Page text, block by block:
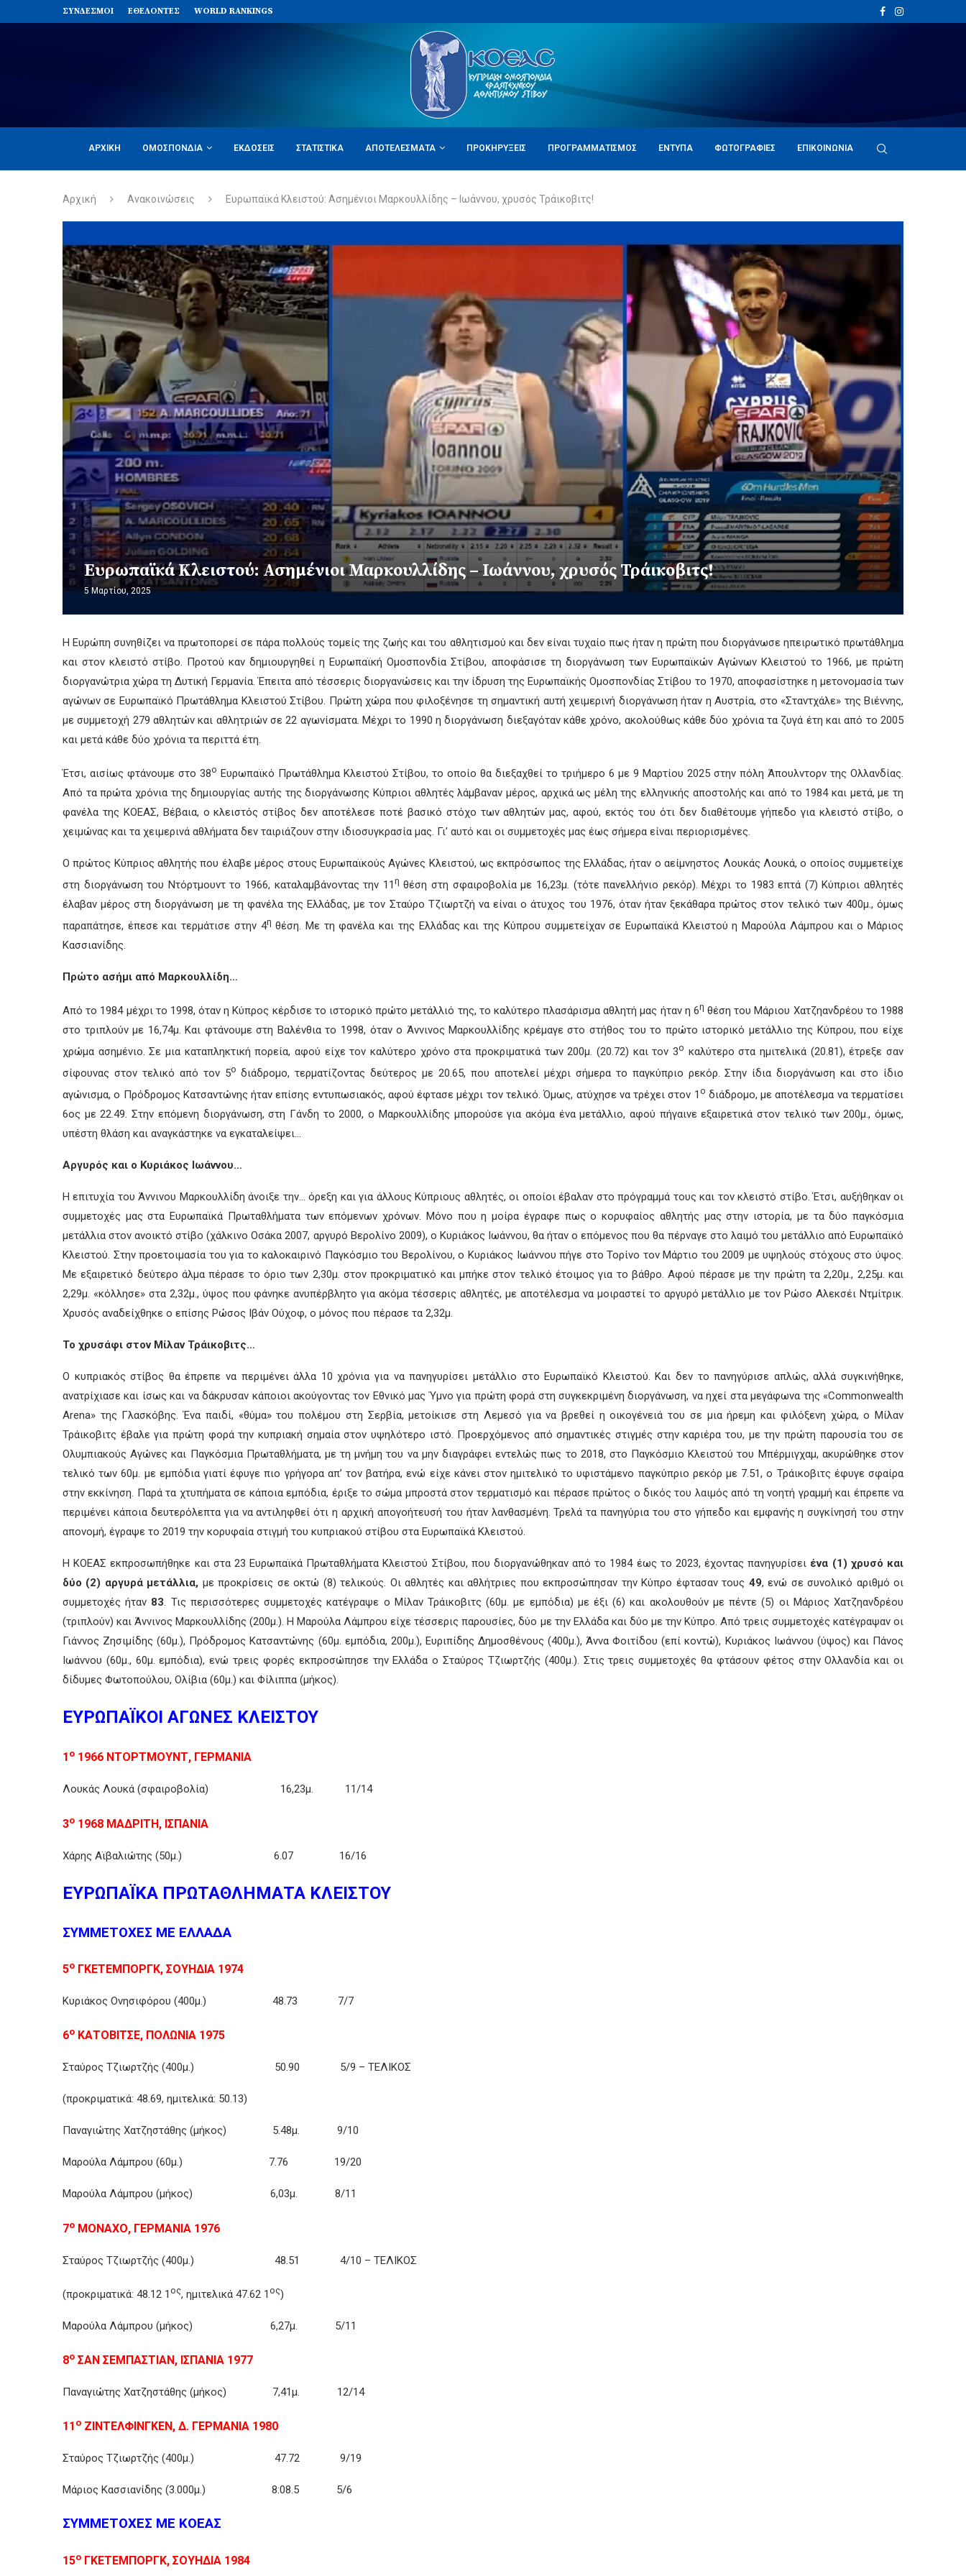
ΣΥΝΔΈΣΜΟΙ ΕΘΕΛΟΝΤΈΣ WORLD RANKINGS
ΑΡΧΙΚΉ ΟΜΟΣΠΟΝΔΊΑ ΕΚΔΌΣΕΙΣ ΣΤΑΤΙΣΤΙΚΆ ΑΠΟΤΕΛΈΣΜΑΤΑ ΠΡΟΚΗΡΎΞΕΙΣ ΠΡΟΓΡΑΜΜΑΤΙΣΜΌΣ ΈΝΤΥΠΑ ΦΩΤΟΓΡΑΦΊΕΣ ΕΠΙΚΟΙΝΩΝΊΑ
Αρχική Ανακοινώσεις Ευρωπαϊκά Κλειστού: Ασημένιοι Μαρκουλλίδης – Ιωάννου, χρυσός Τράικοβιτς!
Ευρωπαϊκά Κλειστού: Ασημένιοι Μαρκουλλίδης – Ιωάννου, χρυσός Τράικοβιτς!
5 Μαρτίου, 2025
Η Ευρώπη συνηθίζει να πρωτοπορεί σε πάρα πολλούς τομείς της ζωής και του αθλητισμού και δεν είναι τυχαίο πως ήταν η πρώτη που διοργάνωσε ηπειρωτικό πρωτάθλημα
και στον κλειστό στίβο. Προτού καν δημιουργηθεί η Ευρωπαϊκή Ομοσπονδία Στίβου, αποφάσισε τη διοργάνωση των Ευρωπαϊκών Αγώνων Κλειστού το 1966, με πρώτη
διοργανώτρια χώρα τη Δυτική Γερμανία. Έπειτα από τέσσερις διοργανώσεις και την ίδρυση της Ευρωπαϊκής Ομοσπονδίας Στίβου το 1970, αποφασίστηκε η μετονομασία των
αγώνων σε Ευρωπαϊκό Πρωτάθλημα Κλειστού Στίβου. Πρώτη χώρα που φιλοξένησε τη σημαντική αυτή χειμερινή διοργάνωση ήταν η Αυστρία, στο «Σταντχάλε» της Βιέννης,
με συμμετοχή 279 αθλητών και αθλητριών σε 22 αγωνίσματα. Μέχρι το 1990 η διοργάνωση διεξαγόταν κάθε χρόνο, ακολούθως κάθε δύο χρόνια τα ζυγά έτη και από το 2005
και μετά κάθε δύο χρόνια τα περιττά έτη.
Έτσι, αισίως φτάνουμε στο 38ο Ευρωπαϊκό Πρωτάθλημα Κλειστού Στίβου, το οποίο θα διεξαχθεί το τριήμερο 6 με 9 Μαρτίου 2025 στην πόλη Άπουλντορν της Ολλανδίας.
Από τα πρώτα χρόνια της δημιουργίας αυτής της διοργάνωσης Κύπριοι αθλητές λάμβαναν μέρος, αρχικά ως μέλη της ελληνικής αποστολής και από το 1984 και μετά, με τη
φανέλα της ΚΟΕΑΣ, Βέβαια, ο κλειστός στίβος δεν αποτέλεσε ποτέ βασικό στόχο των αθλητών μας, αφού, εκτός του ότι δεν διαθέτουμε γήπεδο για κλειστό στίβο, ο
χειμώνας και τα χειμερινά αθλήματα δεν ταιριάζουν στην ιδιοσυγκρασία μας. Γι’ αυτό και οι συμμετοχές μας έως σήμερα είναι περιορισμένες.
Ο πρώτος Κύπριος αθλητής που έλαβε μέρος στους Ευρωπαϊκούς Αγώνες Κλειστού, ως εκπρόσωπος της Ελλάδας, ήταν ο αείμνηστος Λουκάς Λουκά, ο οποίος συμμετείχε
στη διοργάνωση του Ντόρτμουντ το 1966, καταλαμβάνοντας την 11 η θέση στη σφαιροβολία με 16,23μ. (τότε πανελλήνιο ρεκόρ). Μέχρι το 1983 επτά (7) Κύπριοι αθλητές
έλαβαν μέρος στη διοργάνωση με τη φανέλα της Ελλάδας, με τον Σταύρο Τζιωρτζή να είναι ο άτυχος του 1976, όταν ήταν ξεκάθαρα πρώτος στον τελικό των 400μ., όμως
παραπάτησε, έπεσε και τερμάτισε στην 4η θέση. Με τη φανέλα και της Ελλάδας και της Κύπρου συμμετείχαν σε Ευρωπαϊκά Κλειστού η Μαρούλα Λάμπρου και ο Μάριος
Κασσιανίδης.
Πρώτο ασήμι από Μαρκουλλίδη…
Από το 1984 μέχρι το 1998, όταν η Κύπρος κέρδισε το ιστορικό πρώτο μετάλλιό της, το καλύτερο πλασάρισμα αθλητή μας ήταν η 6η θέση του Μάριου Χατζηανδρέου το 1988
στο τριπλούν με 16,74μ. Και φτάνουμε στη Βαλένθια το 1998, όταν ο Άννινος Μαρκουλλίδης κρέμαγε στο στήθος του το πρώτο ιστορικό μετάλλιο της Κύπρου, που είχε
χρώμα ασημένιο. Σε μια καταπληκτική πορεία, αφού είχε τον καλύτερο χρόνο στα προκριματικά των 200μ. (20.72) και τον 3ο καλύτερο στα ημιτελικά (20.81), έτρεξε σαν
σίφουνας στον τελικό από τον 5ο διάδρομο, τερματίζοντας δεύτερος με 20.65, που αποτελεί μέχρι σήμερα το παγκύπριο ρεκόρ. Στην ίδια διοργάνωση και στο ίδιο
αγώνισμα, ο Πρόδρομος Κατσαντώνης ήταν επίσης εντυπωσιακός, αφού έφτασε μέχρι τον τελικό. Όμως, ατύχησε να τρέχει στον 1 ο διάδρομο, με αποτέλεσμα να τερματίσει
6ος με 22.49. Στην επόμενη διοργάνωση, στη Γάνδη το 2000, ο Μαρκουλλίδης μπορούσε για ακόμα ένα μετάλλιο, αφού πήγαινε εξαιρετικά στον τελικό των 200μ., όμως,
υπέστη θλάση και αναγκάστηκε να εγκαταλείψει…
Αργυρός και ο Κυριάκος Ιωάννου…
Η επιτυχία του Άννινου Μαρκουλλίδη άνοιξε την… όρεξη και για άλλους Κύπριους αθλητές, οι οποίοι έβαλαν στο πρόγραμμά τους και τον κλειστό στίβο. Έτσι, αυξήθηκαν οι
συμμετοχές μας στα Ευρωπαϊκά Πρωταθλήματα των επόμενων χρόνων. Μόνο που η μοίρα έγραφε πως ο κορυφαίος αθλητής μας στην ιστορία, με τα δύο παγκόσμια
μετάλλια στον ανοικτό στίβο (χάλκινο Οσάκα 2007, αργυρό Βερολίνο 2009), ο Κυριάκος Ιωάννου, θα ήταν ο επόμενος που θα πέρναγε στο λαιμό του μετάλλιο από Ευρωπαϊκό
Κλειστού. Στην προετοιμασία του για το καλοκαιρινό Παγκόσμιο του Βερολίνου, ο Κυριάκος Ιωάννου πήγε στο Τορίνο τον Μάρτιο του 2009 με υψηλούς στόχους στο ύψος.
Με εξαιρετικό δεύτερο άλμα πέρασε το όριο των 2,30μ. στον προκριματικό και μπήκε στον τελικό έτοιμος για το βάθρο. Αφού πέρασε με την πρώτη τα 2,20μ., 2,25μ. και
2,29μ. «κόλλησε» στα 2,32μ., ύψος που φάνηκε ανυπέρβλητο για ακόμα τέσσερις αθλητές, με αποτέλεσμα να μοιραστεί το αργυρό μετάλλιο με τον Ρώσο Αλεκσέι Ντμίτρικ.
Χρυσός αναδείχθηκε ο επίσης Ρώσος Ιβάν Ούχοφ, ο μόνος που πέρασε τα 2,32μ.
Το χρυσάφι στον Μίλαν Τράικοβιτς…
Ο κυπριακός στίβος θα έπρεπε να περιμένει άλλα 10 χρόνια για να πανηγυρίσει μετάλλιο στο Ευρωπαϊκό Κλειστού. Και δεν το πανηγύρισε απλώς, αλλά συγκινήθηκε,
ανατρίχιασε και ίσως και να δάκρυσαν κάποιοι ακούγοντας τον Εθνικό μας Ύμνο για πρώτη φορά στη συγκεκριμένη διοργάνωση, να ηχεί στα μεγάφωνα της «Commonwealth
Arena» της Γλασκόβης. Ένα παιδί, «θύμα» του πολέμου στη Σερβία, μετοίκισε στη Λεμεσό για να βρεθεί η οικογένειά του σε μια ήρεμη και φιλόξενη χώρα, ο Μίλαν
Τράικοβιτς έβαλε για πρώτη φορά την κυπριακή σημαία στον υψηλότερο ιστό. Προερχόμενος από σημαντικές στιγμές στην καριέρα του, με την πρώτη παρουσία του σε
Ολυμπιακούς Αγώνες και Παγκόσμια Πρωταθλήματα, με τη μνήμη του να μην διαγράφει εντελώς πως το 2018, στο Παγκόσμιο Κλειστού του Μπέρμιγχαμ, ακυρώθηκε στον
τελικό των 60μ. με εμπόδια γιατί έφυγε πιο γρήγορα απ’ τον βατήρα, ενώ είχε κάνει στον ημιτελικό το υφιστάμενο παγκύπριο ρεκόρ με 7.51, ο Τράικοβιτς έφυγε σφαίρα
στην εκκίνηση. Παρά τα χτυπήματα σε κάποια εμπόδια, έριξε το σώμα μπροστά στον τερματισμό και πέρασε πρώτος ο δικός του λαιμός από τη νοητή γραμμή και έπρεπε να
περιμένει κάποια δευτερόλεπτα για να αντιληφθεί ότι η αρχική απογοήτευσή του ήταν λανθασμένη. Τρελά τα πανηγύρια του στο γήπεδο και εμφανής η συγκίνησή του στην
απονομή, έγραψε το 2019 την κορυφαία στιγμή του κυπριακού στίβου στα Ευρωπαϊκά Κλειστού.
Η ΚΟΕΑΣ εκπροσωπήθηκε και στα 23 Ευρωπαϊκά Πρωταθλήματα Κλειστού Στίβου, που διοργανώθηκαν από το 1984 έως το 2023, έχοντας πανηγυρίσει ένα (1) χρυσό και
δύο (2) αργυρά μετάλλια, με προκρίσεις σε οκτώ (8) τελικούς. Οι αθλητές και αθλήτριες που εκπροσώπησαν την Κύπρο έφτασαν τους 49, ενώ σε συνολικό αριθμό οι
συμμετοχές ήταν 83. Τις περισσότερες συμμετοχές κατέγραψε ο Μίλαν Τράικοβιτς (60μ. με εμπόδια) με έξι (6) και ακολουθούν με πέντε (5) οι Μάριος Χατζηανδρέου
(τριπλούν) και Άννινος Μαρκουλλίδης (200μ.). Η Μαρούλα Λάμπρου είχε τέσσερις παρουσίες, δύο με την Ελλάδα και δύο με την Κύπρο. Από τρεις συμμετοχές κατέγραψαν οι
Γιάννος Ζησιμίδης (60μ.), Πρόδρομος Κατσαντώνης (60μ. εμπόδια, 200μ.), Ευριπίδης Δημοσθένους (400μ.), Άννα Φοιτίδου (επί κοντώ), Κυριάκος Ιωάννου (ύψος) και Πάνος
Ιωάννου (60μ., 60μ. εμπόδια), ενώ τρεις φορές εκπροσώπησε την Ελλάδα ο Σταύρος Τζιωρτζής (400μ.). Στις τρεις συμμετοχές θα φτάσουν φέτος στην Ολλανδία και οι
δίδυμες Φωτοπούλου, Ολίβια (60μ.) και Φίλιππα (μήκος).
ΕΥΡΩΠΑΪΚΟΙ ΑΓΩΝΕΣ ΚΛΕΙΣΤΟΥ
1 ο 1966 ΝΤΟΡΤΜΟΥΝΤ, ΓΕΡΜΑΝΙΑ
Λουκάς Λουκά (σφαιροβολία) 16,23μ. 11/14
3ο 1968 ΜΑΔΡΙΤΗ, ΙΣΠΑΝΙΑ
Χάρης Αϊβαλιώτης (50μ.) 6.07 16/16
ΕΥΡΩΠΑΪΚΑ ΠΡΩΤΑΘΛΗΜΑΤΑ ΚΛΕΙΣΤΟΥ
ΣΥΜΜΕΤΟΧΕΣ ΜΕ ΕΛΛΑΔΑ
5ο ΓΚΕΤΕΜΠΟΡΓΚ, ΣΟΥΗΔΙΑ 1974
Κυριάκος Ονησιφόρου (400μ.) 48.73 7/7
6ο ΚΑΤΟΒΙΤΣΕ, ΠΟΛΩΝΙΑ 1975
Σταύρος Τζιωρτζής (400μ.) 50.90 5/9 – ΤΕΛΙΚΟΣ
(προκριματικά: 48.69, ημιτελικά: 50.13)
Παναγιώτης Χατζηστάθης (μήκος) 5.48μ. 9/10
Μαρούλα Λάμπρου (60μ.) 7.76 19/20
Μαρούλα Λάμπρου (μήκος) 6,03μ. 8/11
7ο ΜΟΝΑΧΟ, ΓΕΡΜΑΝΙΑ 1976
Σταύρος Τζιωρτζής (400μ.) 48.51 4/10 – ΤΕΛΙΚΟΣ
(προκριματικά: 48.12 1 ος, ημιτελικά 47.62 1 ος)
Μαρούλα Λάμπρου (μήκος) 6,27μ. 5/11
8ο ΣΑΝ ΣΕΜΠΑΣΤΙΑΝ, ΙΣΠΑΝΙΑ 1977
Παναγιώτης Χατζηστάθης (μήκος) 7,41μ. 12/14
11 ο ΖΙΝΤΕΛΦΙΝΓΚΕΝ, Δ. ΓΕΡΜΑΝΙΑ 1980
Σταύρος Τζιωρτζής (400μ.) 47.72 9/19
Μάριος Κασσιανίδης (3.000μ.) 8:08.5 5/6
ΣΥΜΜΕΤΟΧΕΣ ΜΕ ΚΟΕΑΣ
15ο ΓΚΕΤΕΜΠΟΡΓΚ, ΣΟΥΗΔΙΑ 1984